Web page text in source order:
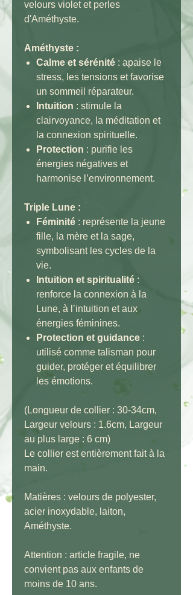
velours violet et perles
d'Améthyste.
Améthyste :
Calme et sérénité : apaise le
stress, les tensions et favorise
un sommeil réparateur.
Intuition : stimule la
clairvoyance, la méditation et
la connexion spirituelle.
Protection : purifie les
énergies négatives et
harmonise l’environnement.
Triple Lune :
Féminité : représente la jeune
fille, la mère et la sage,
symbolisant les cycles de la
vie.
Intuition et spiritualité :
renforce la connexion à la
Lune, à l’intuition et aux
énergies féminines.
Protection et guidance :
utilisé comme talisman pour
guider, protéger et équilibrer
les émotions.
(Longueur de collier : 30-34cm,
Largeur velours : 1.6cm, Largeur
au plus large : 6 cm)
Le collier est entièrement fait à la
main.
Matières : velours de polyester,
acier inoxydable, laiton,
Améthyste.
Attention : article fragile, ne
convient pas aux enfants de
moins de 10 ans.